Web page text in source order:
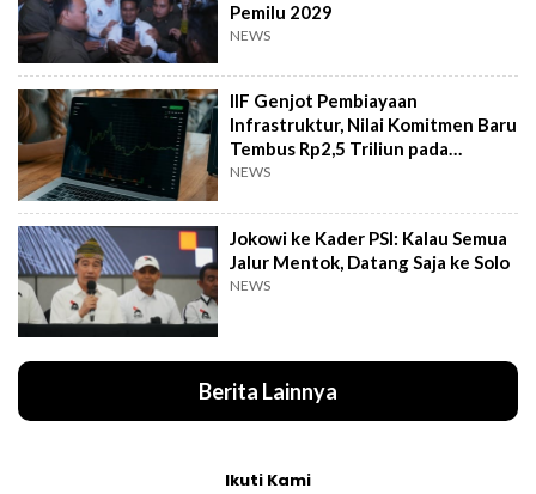
Pemilu 2029
NEWS
IIF Genjot Pembiayaan
Infrastruktur, Nilai Komitmen Baru
Tembus Rp2,5 Triliun pada
Semester I 2026
NEWS
Jokowi ke Kader PSI: Kalau Semua
Jalur Mentok, Datang Saja ke Solo
NEWS
Berita Lainnya
Ikuti Kami